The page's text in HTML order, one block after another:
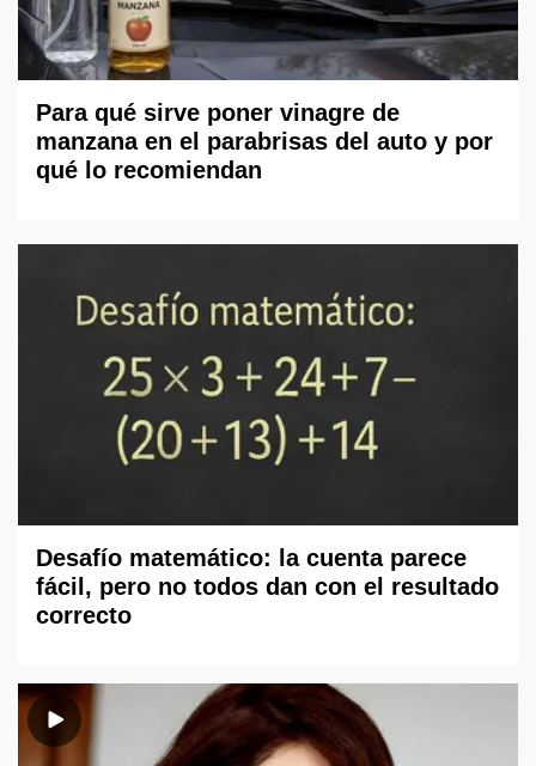
Para qué sirve poner vinagre de
manzana en el parabrisas del auto y por
qué lo recomiendan
Desafío matemático: la cuenta parece
fácil, pero no todos dan con el resultado
correcto